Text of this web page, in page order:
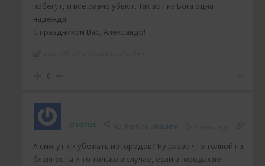
побегут, и все равно убьют. Так вот на Бога одна
надежда.
С праздником Вас, Александр!
6
Userus vikavlem
А смогут-ли убежать из городов? Ну разве что толпой на
блокпосты и то только в случае, если в городах не